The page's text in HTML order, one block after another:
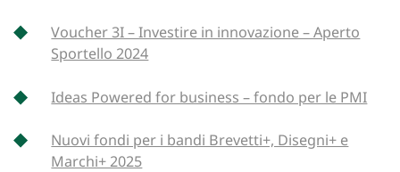
Voucher 3I – Investire in innovazione – Aperto
Sportello 2024
Ideas Powered for business – fondo per le PMI
Nuovi fondi per i bandi Brevetti+, Disegni+ e
Marchi+ 2025